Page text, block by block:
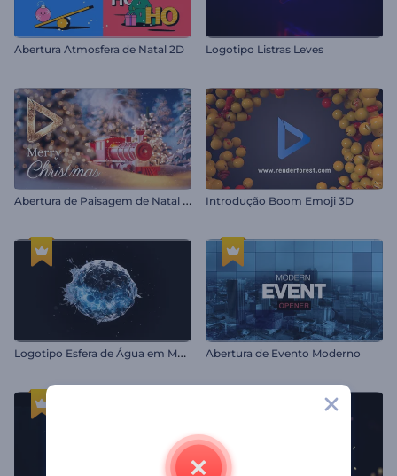
Abertura Atmosfera de Natal 2D Logotipo Listras Leves
A
bertura de Paisagem de Natal com Neve Introdução Boom Emoji 3D
L
ogotipo Esfera de Água em Movimento Abertura de Evento Moderno